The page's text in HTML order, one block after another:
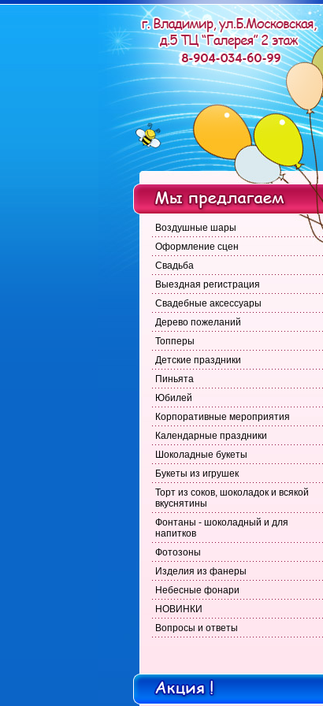
Воздушные шары
Оформление сцен
Свадьба
Выездная регистрация
Свадебные аксессуары
Дерево пожеланий
Топперы
Детские праздники
Пиньята
Юбилей
Корпоративные мероприятия
Календарные праздники
Шоколадные букеты
Букеты из игрушек
Торт из соков, шоколадок и всякой
вкуснятины
Фонтаны - шоколадный и для
напитков
Фотозоны
Изделия из фанеры
Небесные фонари
НОВИНКИ
Вопросы и ответы